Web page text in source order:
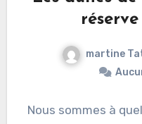
martine
Nous sommes à